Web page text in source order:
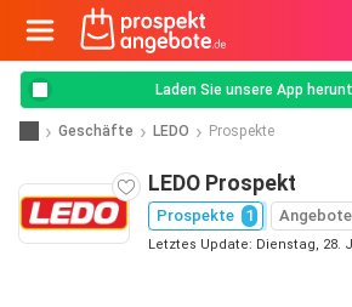
Laden Sie unsere App
Geschäfte LEDO Prospekte
LEDO Prospekt
Prospekte 1 Angebote
Letztes Update: Dienstag, 28.